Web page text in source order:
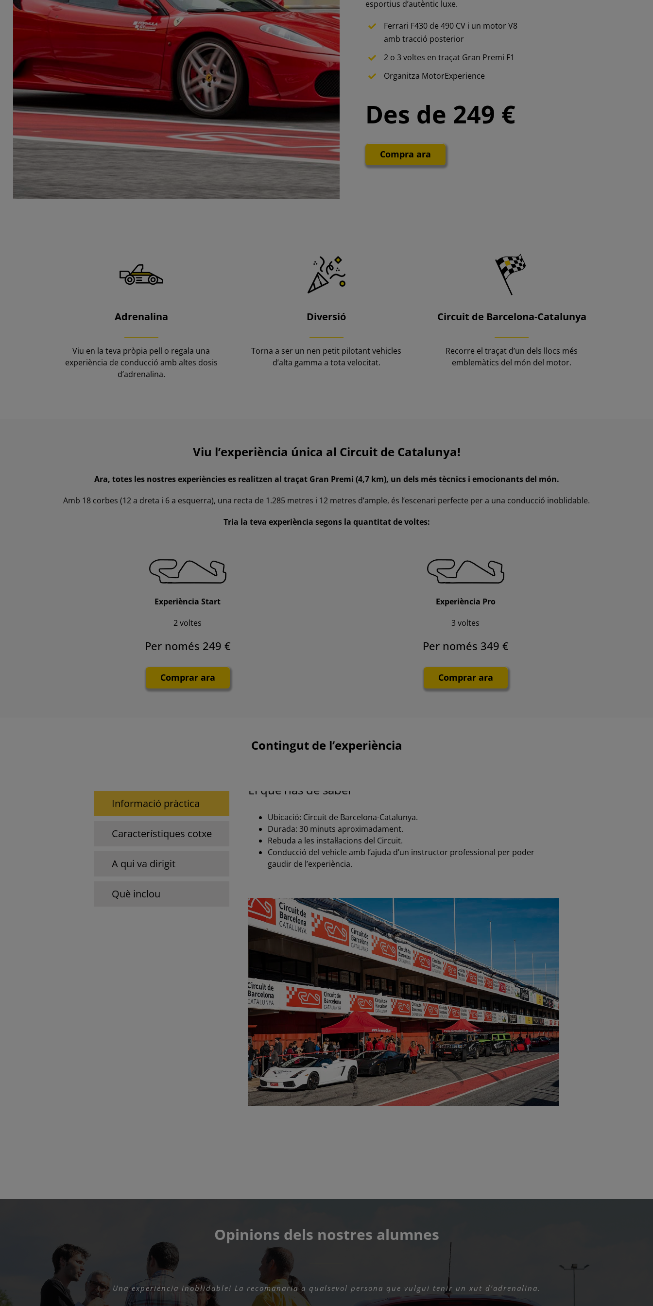
esportius d’autèntic luxe.
Ferrari F430 de 490 CV i un motor V8
amb tracció posterior
2 o 3 voltes en traçat Gran Premi F1
Organitza MotorExperience
Des de 249 €
Compra ara
Adrenalina
Viu en la teva pròpia pell o regala una
experiència de conducció amb altes dosis
d’adrenalina.
Diversió
Torna a ser un nen petit pilotant vehicles
d’alta gamma a tota velocitat.
Circuit de Barcelona-Catalunya
Recorre el traçat d’un dels llocs més
emblemàtics del món del motor.
Viu l’experiència única al Circuit de Catalunya!
Ara, totes les nostres experiències es realitzen al traçat Gran Premi (4,7 km), un dels més tècnics i emocionants del món.
Amb 18 corbes (12 a dreta i 6 a esquerra), una recta de 1.285 metres i 12 metres d’ample, és l’escenari perfecte per a una conducció inoblidable.
Tria la teva experiència segons la quantitat de voltes:
Experiència Start
2 voltes
Per només 249 €
Comprar ara
Experiència Pro
3 voltes
Per només 349 €
Comprar ara
Contingut de l’experiència
Informació pràctica
Característiques cotxe
A qui va dirigit
Què inclou
El que has de saber
Ubicació: Circuit de Barcelona-Catalunya.
Durada: 30 minuts aproximadament.
Rebuda a les instal·lacions del Circuit.
Conducció del vehicle amb l’ajuda d’un instructor professional per poder
gaudir de l’experiència.
Opinions dels nostres alumnes
Una experiència inoblidable! La recomanaria a qualsevol persona que vulgui tenir un xut d’adrenalina.
Va ser un superregal. M’ho he passat molt bé conduint a tota velocitat. Ho repetiria ara mateix!
Una experiència fantàstica. Molt bona organització i el personal, molt amable i atent.